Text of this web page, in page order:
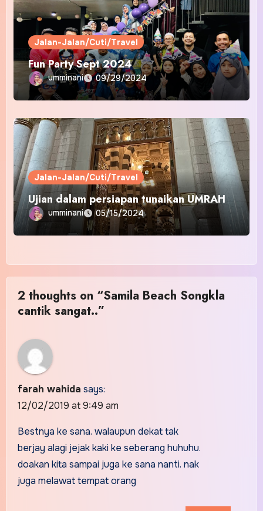
Jalan-Jalan/Cuti/Travel
Fun Party Sept 2024
umminani 09/29/2024
Jalan-Jalan/Cuti/Travel
Ujian dalam persiapan tunaikan UMRAH
umminani 05/15/2024
2 thoughts on “Samila Beach Songkla
cantik sangat..”
farah wahida says:
12/02/2019 at 9:49 am
Bestnya ke sana. walaupun dekat tak
berjay alagi jejak kaki ke seberang huhuhu.
doakan kita sampai juga ke sana nanti. nak
juga melawat tempat orang